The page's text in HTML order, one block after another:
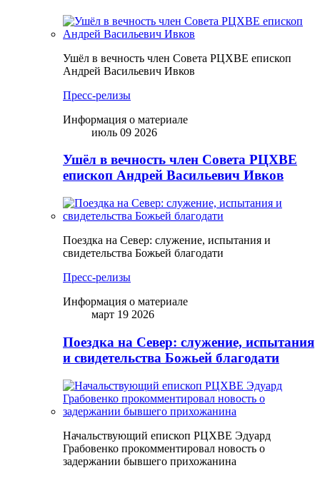
Ушёл в вечность член Совета РЦХВЕ епископ
Андрей Васильевич Ивков
Пресс-релизы
Информация о материале
июль 09 2026
Ушёл в вечность член Совета РЦХВЕ
епископ Андрей Васильевич Ивков
Поездка на Север: служение, испытания и
свидетельства Божьей благодати
Пресс-релизы
Информация о материале
март 19 2026
Поездка на Север: служение, испытания
и свидетельства Божьей благодати
Начальствующий епископ РЦХВЕ Эдуард
Грабовенко прокомментировал новость о
задержании бывшего прихожанина